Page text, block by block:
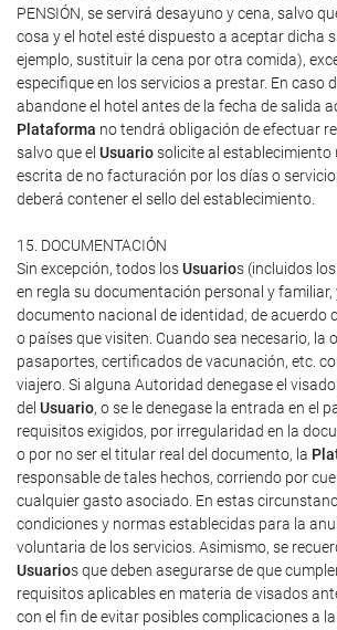
PENSIÓN, se servirá desayuno y cena, salvo
cosa y el hotel esté dispuesto a aceptar dicha
ejemplo, sustituir la cena por otra comida),
especifique en los servicios a prestar. En caso
abandone el hotel antes de la fecha de salida
Plataforma no tendrá obligación de efectuar
salvo que el Usuariosolicite al establecimiento
escrita de no facturación por los días o
deberá contener el sello del establecimiento.
15. DOCUMENTACIÓN
Sin excepción, todos losUsuarios (incluidos
en regla su documentación personal y
documento nacional de identidad, de acuerdo
o países que visiten. Cuando sea necesario, la
pasaportes, certificados de vacunación, etc.
viajero. Si alguna Autoridad denegase el
del Usuario, o se le denegase la entrada en el
requisitos exigidos, por irregularidad en la
o por no ser el titular real del documento, la
responsable de tales hechos, corriendo por
cualquier gasto asociado. En estas
condiciones y normas establecidas para la
voluntaria de los servicios. Asimismo, se
Usuarios que deben asegurarse de que
requisitos aplicables en materia de visados
con el fin de evitar posibles complicaciones a